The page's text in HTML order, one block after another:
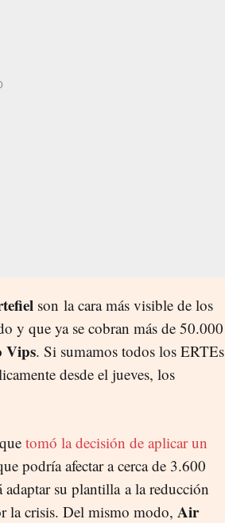
son la cara más visible de los
y que ya se cobran más de 50.000
Vips. Si sumamos todos los ERTEs
desde el jueves, los
tomó la decisión de aplicar un
podría afectar a cerca de 3.600
adaptar su plantilla a la reducción
la crisis. Del mismo modo, Air